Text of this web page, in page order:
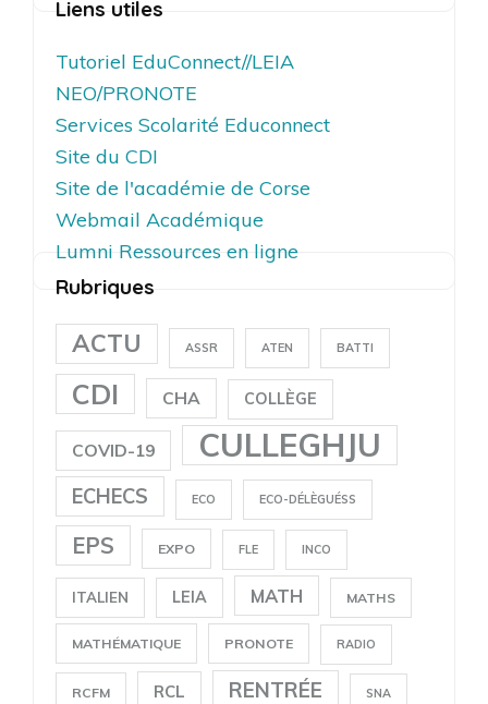
Liens utiles
Tutoriel EduConnect//LEIA
NEO/PRONOTE
Services Scolarité Educonnect
Site du CDI
Site de l'académie de Corse
Webmail Académique
Lumni Ressources en ligne
Rubriques
ACTU ASSR ATEN BATTI
CDI CHA COLLÈGE
COVID-19 CULLEGHJU
ECHECS ECO ECO-DÉLÈGUÉSS
EPS EXPO FLE INCO
ITALIEN LEIA MATH MATHS
MATHÉMATIQUE PRONOTE RADIO
RCFM RCL RENTRÉE SNA